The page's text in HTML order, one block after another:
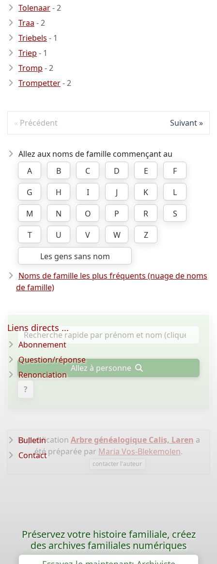
Tolenaar- 2
Traa - 2
Triebels - 1
Triep - 1
Tromp - 2
Trompetter- 2
Précédent Suivant
Allez aux noms de famille commençant au
A
B C D E
F
G
H I J K
L
M
N O P R
S
T
U V W
Z
Les gens sans nom
Noms de famille les plus fréquents (nuage de noms
de famille)
Allez à personne
?
La publication Arbre généalogique Calis, Laren a
été préparée par Maria Vos-Blekemolen.
contacter l'auteur
Liens directs ...
Abonnement
Question/réponse
Renonciation
Bulletin
Contact
Préservez votre histoire familiale, créez
des archives familiales numériques